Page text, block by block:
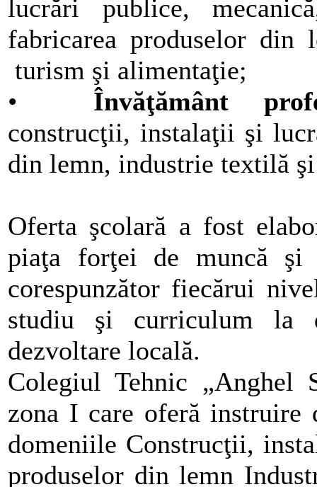
lucrări publice,
fabricarea produselor
turism şi alimentaţie;
•
Învăţământ
construcţii, instalaţii şi
din lemn, industrie textilă
Oferta şcolară a fost
piaţa forţei de muncă şi
corespunzător fiecărui
studiu şi curriculum la
dezvoltare locală.
Colegiul Tehnic „Anghel
zona I care oferă
domeniile Construcţii,
produselor din lemn